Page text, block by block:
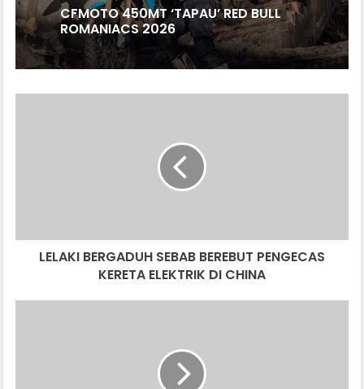
CFMOTO 450MT ‘TAPAU’ RED BULL
ROMANIACS 2026
CHINA
LELAKI BERGADUH SEBAB BEREBUT PENGECAS
KERETA ELEKTRIK DI CHINA